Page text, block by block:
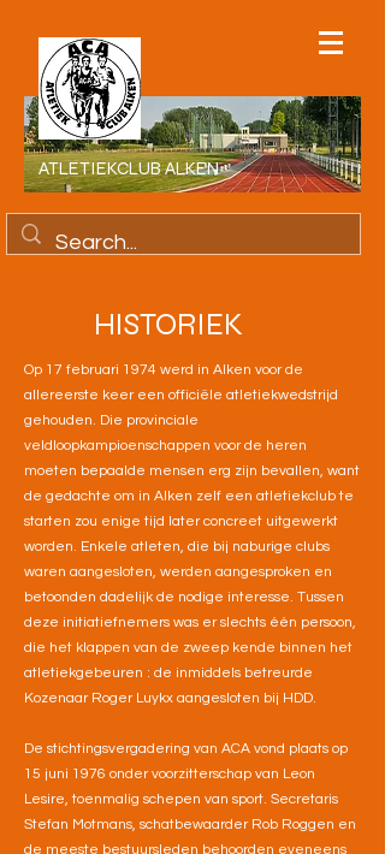
ATLETIEKCLUB ALKEN
HISTORIEK
Op 17 februari 1974 werd in Alken voor de
allereerste keer een officiële atletiekwedstrijd
gehouden. Die provinciale
veldloopkampioenschappen voor de heren
moeten bepaalde mensen erg zijn bevallen, want
de gedachte om in Alken zelf een atletiekclub te
starten zou enige tijd later concreet uitgewerkt
worden. Enkele atleten, die bij naburige clubs
waren aangesloten, werden aangesproken en
betoonden dadelijk de nodige interesse. Tussen
deze initiatiefnemers was er slechts één persoon,
die het klappen van de zweep kende binnen het
atletiekgebeuren : de inmiddels betreurde
Kozenaar Roger Luykx aangesloten bij HDD.
De stichtingsvergadering van ACA vond plaats op
15 juni 1976 onder voorzitterschap van Leon
Lesire, toenmalig schepen van sport. Secretaris
Stefan Motmans, schatbewaarder Rob Roggen en
de meeste bestuursleden behoorden eveneens